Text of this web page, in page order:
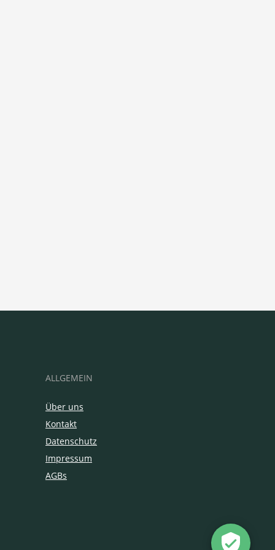
ALLGEMEIN
Über uns
Kontakt
Datenschutz
Impressum
AGBs